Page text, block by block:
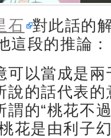
石 對此話的
這段的推論：
可以當成是
說的話代表
謂的“桃花不
花是由利子